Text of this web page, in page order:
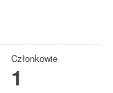
Członkowie
1